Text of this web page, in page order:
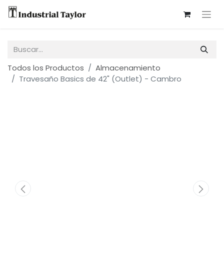
Todos los Productos
Almacenamiento
Travesaño Basics de 42" (Outlet) - Cambro